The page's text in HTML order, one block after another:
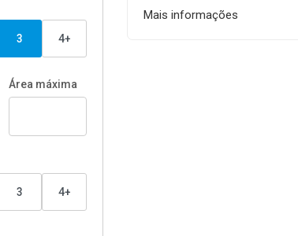
3 4+
Área máxima
3 4+
Mais informações